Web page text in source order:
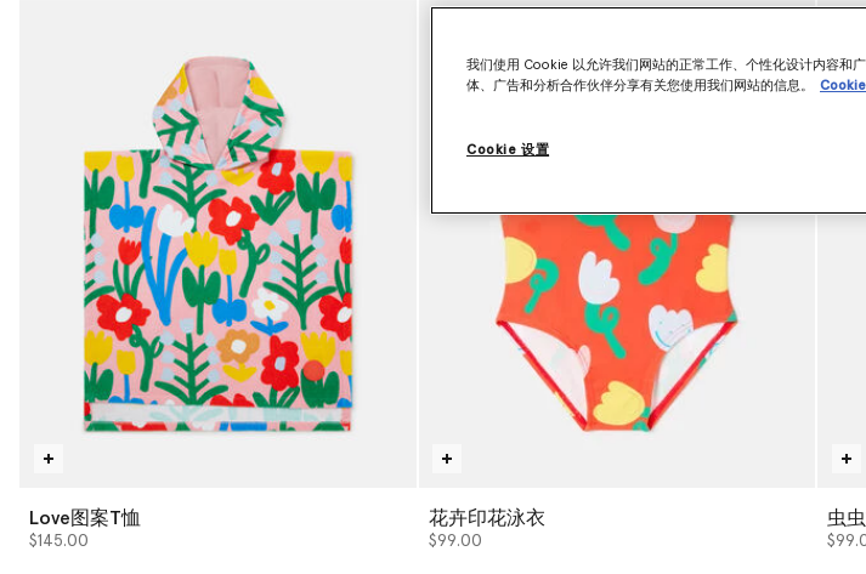
Love图案T恤
$145.00
花卉印花泳衣
$99.00
虫
我们使用 Cookie 以允许我们网站的正常工作、个性化设计内容和
体、广告和分析合作伙伴分享有关您使用我们网站的信息。
Cookie 设置